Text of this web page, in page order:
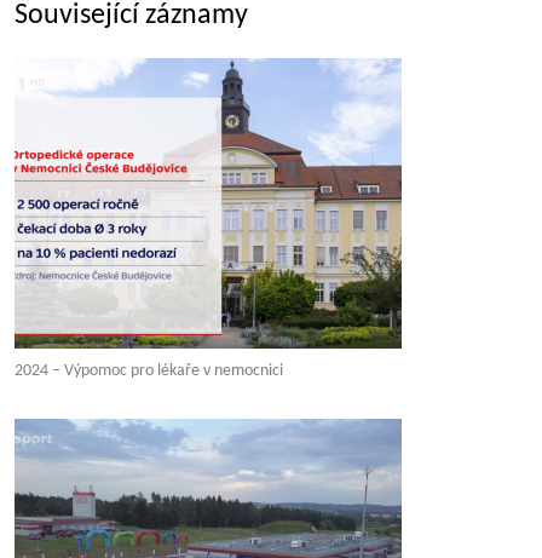
Související záznamy
2024 – Výpomoc pro lékaře v nemocnici